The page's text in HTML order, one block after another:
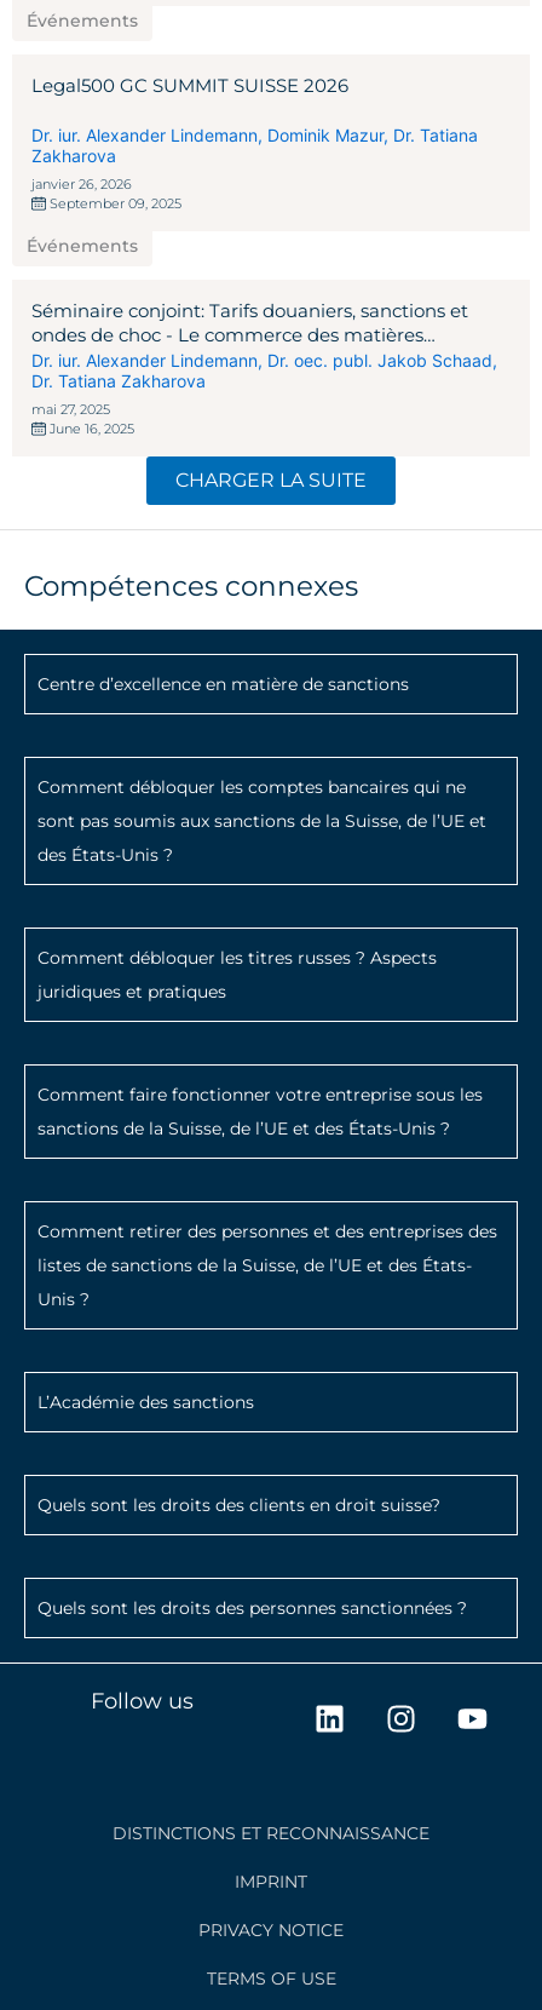
Événements
Legal500 GC SUMMIT SUISSE 2026
Dr. iur. Alexander Lindemann, Dominik Mazur, Dr. Tatiana
Zakharova
janvier 26, 2026
September 09, 2025
Événements
Séminaire conjoint: Tarifs douaniers, sanctions et
ondes de choc - Le commerce des matières
premières à l'ère Trump
Dr. iur. Alexander Lindemann, Dr. oec. publ. Jakob Schaad,
Dr. Tatiana Zakharova
mai 27, 2025
June 16, 2025
CHARGER LA SUITE
Compétences connexes
Centre d’excellence en matière de sanctions
Comment débloquer les comptes bancaires qui ne
sont pas soumis aux sanctions de la Suisse, de l’UE et
des États-Unis ?
Comment débloquer les titres russes ? Aspects
juridiques et pratiques
Comment faire fonctionner votre entreprise sous les
sanctions de la Suisse, de l’UE et des États-Unis ?
Comment retirer des personnes et des entreprises des
listes de sanctions de la Suisse, de l’UE et des États-
Unis ?
L’Académie des sanctions
Quels sont les droits des clients en droit suisse?
Quels sont les droits des personnes sanctionnées ?
Follow us
L
i
e
I
n
a
Y
o
DISTINCTIONS ET RECONNAISSANCE
IMPRINT
PRIVACY NOTICE
TERMS OF USE